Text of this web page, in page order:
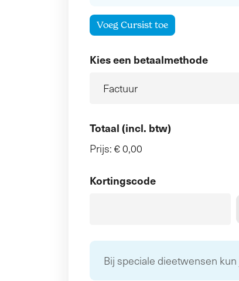
Voeg Cursist toe
Kies een betaalmethode
Totaal (incl. btw)
Prijs: € 0,00
Kortingscode
Bij speciale dieetwensen